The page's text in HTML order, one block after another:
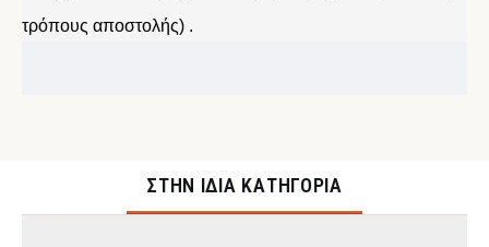
τρόπους αποστολής) .
ΣΤΉΝ ΊΔΙΑ ΚΑΤΗΓΟΡΊΑ